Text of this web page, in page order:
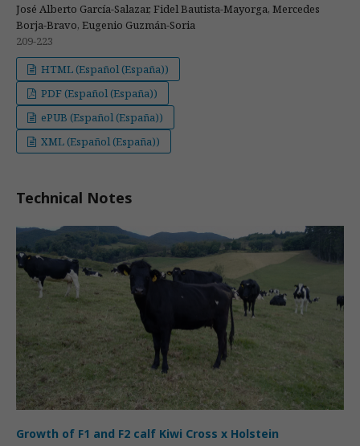
José Alberto García-Salazar, Fidel Bautista-Mayorga, Mercedes
Borja-Bravo, Eugenio Guzmán-Soria
209-223
HTML (Español (España))
PDF (Español (España))
ePUB (Español (España))
XML (Español (España))
Technical Notes
Growth of F1 and F2 calf Kiwi Cross x Holstein